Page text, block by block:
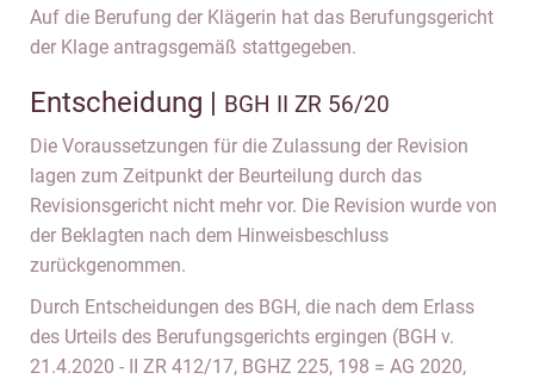
Auf die Berufung der Klägerin hat das Berufungsgericht
der Klage antragsgemäß stattgegeben.
Entscheidung | BGH II ZR 56/20
Die Voraussetzungen für die Zulassung der Revision
lagen zum Zeitpunkt der Beurteilung durch das
Revisionsgericht nicht mehr vor. Die Revision wurde von
der Beklagten nach dem Hinweisbeschluss
zurückgenommen.
Durch Entscheidungen des BGH, die nach dem Erlass
des Urteils des Berufungsgerichts ergingen (BGH v.
21.4.2020 - II ZR 412/17, BGHZ 225, 198 = AG 2020,